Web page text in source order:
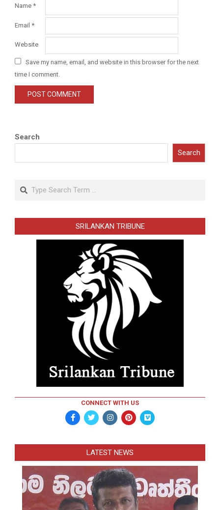
Name *
Email *
Website
Save my name, email, and website in this browser for the next
time I comment.
Search
Search
SRILANKAN TRIBUNE
CONNECT WITH US
LATEST NEWS